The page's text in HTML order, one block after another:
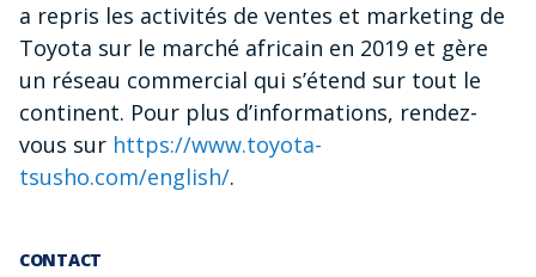
a repris les activités de ventes et marketing de
Toyota sur le marché africain en 2019 et gère
un réseau commercial qui s’étend sur tout le
continent. Pour plus d’informations, rendez-
vous sur https://www.toyota-
tsusho.com/english/.
CONTACT